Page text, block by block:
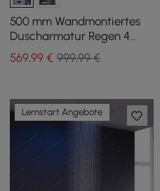
500 mm Wandmontiertes
Duscharmatur Regen 4
Funktionen thermostatisch
in Mattschwarz
569,99 € 999,99 €
Lernstart Angebote